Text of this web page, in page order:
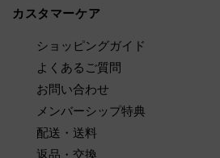
カスタマーケア
ショッピングガイド
よくあるご質問
お問い合わせ
メンバーシップ特典
配送・送料
返品・交換